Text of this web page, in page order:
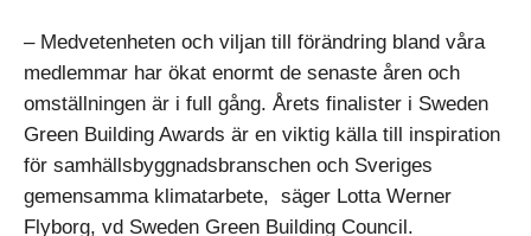
– Medvetenheten och viljan till förändring bland våra
medlemmar har ökat enormt de senaste åren och
omställningen är i full gång. Årets finalister i Sweden
Green Building Awards är en viktig källa till inspiration
för samhällsbyggnadsbranschen och Sveriges
gemensamma klimatarbete, säger Lotta Werner
Flyborg, vd Sweden Green Building Council.